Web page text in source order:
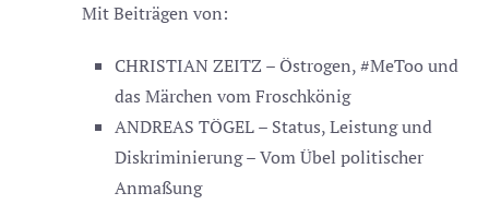
Mit Beiträgen von:
CHRISTIAN ZEITZ – Östrogen, #MeToo und
das Märchen vom Froschkönig
ANDREAS TÖGEL – Status, Leistung und
Diskriminierung – Vom Übel politischer
Anmaßung